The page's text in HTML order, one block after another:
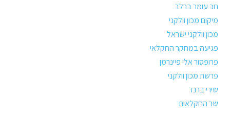
חכ עומר ברלב
מיקום מכון וולקני
מכון וולקני ישראל
פגיעה במחקר החקלאי
פרופסור אלי פיינרמן
פרשת מכון וולקני
שירי ברנד
שר החקלאות